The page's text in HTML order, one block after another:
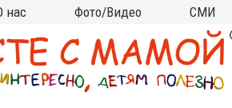
нас
мы?
билет
Фото/Видео
Фото
Видео
СМИ
ТВ,